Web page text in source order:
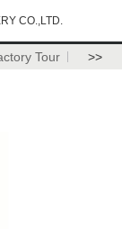
CO.,LTD.
Tour >>